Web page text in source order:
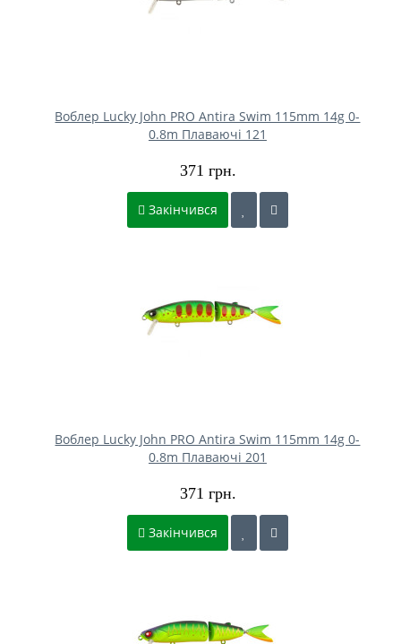
Воблер Lucky John PRO Antira Swim 115mm 14g 0-
0.8m Плаваючі 121
371 грн.
Закінчився
Воблер Lucky John PRO Antira Swim 115mm 14g 0-
0.8m Плаваючі 201
371 грн.
Закінчився